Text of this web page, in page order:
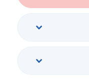
- Closed